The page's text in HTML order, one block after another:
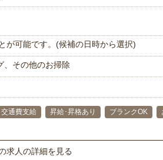
が可能です。(候補の日時から選択)
、その他のお掃除
交通費支給 昇給･昇格あり ブランクOK
求人の詳細を見る